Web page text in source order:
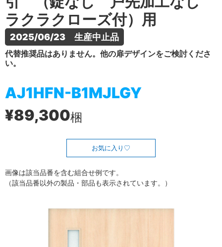
ラクラクローズ付）用
2025/06/23　生産中止品
代替推奨品はありません。他の扉デザインをご検討くださ
い。
AJ1HFN-B1MJLGY
¥89,300梱
お気に入り
画像は該当品番を含む組合せ例です。
（該当品番以外の製品・部品も表示されています。）